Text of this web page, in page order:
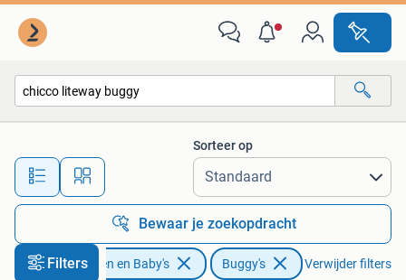
Alle afstanden…
Sorteer op
Bewaar je zoekopdracht
Filters
Kinderen en Baby's Buggy's Verwijder filters